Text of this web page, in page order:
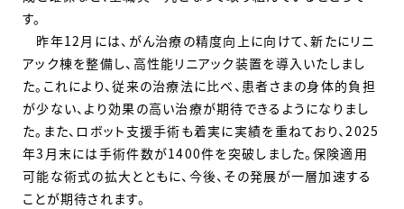
す。
昨年12月には、がん治療の精度向上に向けて、新たにリニ
アック棟を整備し、高性能リニアック装置を導入いたしまし
た。これにより、従来の治療法に比べ、患者さまの身体的負担
が少ない、より効果の高い治療が期待できるようになりまし
た。また、ロボット支援手術も着実に実績を重ねており、2025
年3月末には手術件数が1400件を突破しました。保険適用
可能な術式の拡大とともに、今後、その発展が一層加速する
ことが期待されます。